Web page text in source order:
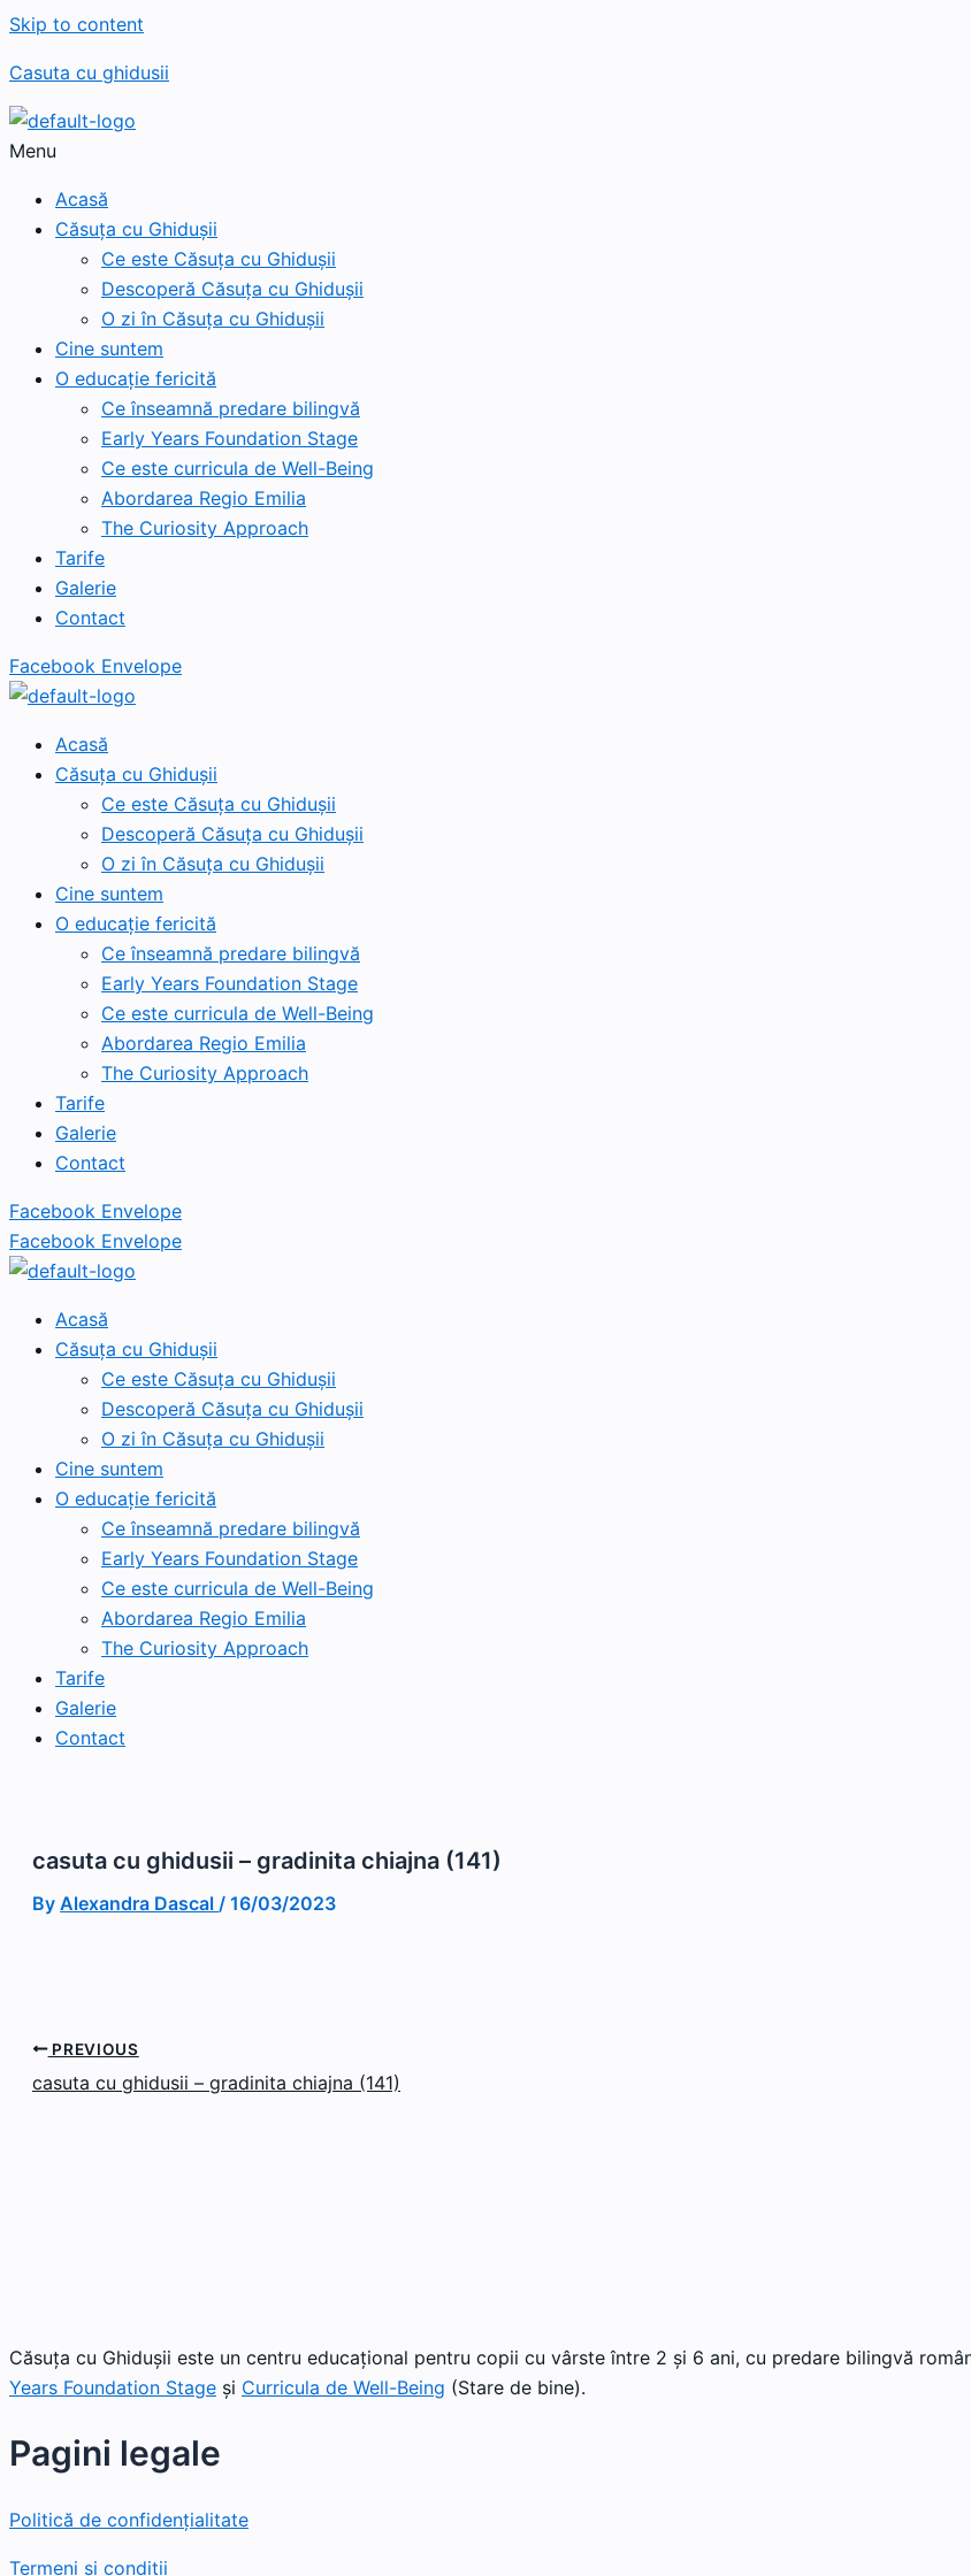
Skip to content
Casuta cu ghidusii
Menu
Acasă
Căsuța cu Ghidușii
Ce este Căsuța cu Ghidușii
Descoperă Căsuța cu Ghidușii
O zi în Căsuța cu Ghidușii
Cine suntem
O educație fericită
Ce înseamnă predare bilingvă
Early Years Foundation Stage
Ce este curricula de Well-Being
Abordarea Regio Emilia
The Curiosity Approach
Tarife
Galerie
Contact
Facebook Envelope
Acasă
Căsuța cu Ghidușii
Ce este Căsuța cu Ghidușii
Descoperă Căsuța cu Ghidușii
O zi în Căsuța cu Ghidușii
Cine suntem
O educație fericită
Ce înseamnă predare bilingvă
Early Years Foundation Stage
Ce este curricula de Well-Being
Abordarea Regio Emilia
The Curiosity Approach
Tarife
Galerie
Contact
Facebook Envelope
Facebook Envelope
Acasă
Căsuța cu Ghidușii
Ce este Căsuța cu Ghidușii
Descoperă Căsuța cu Ghidușii
O zi în Căsuța cu Ghidușii
Cine suntem
O educație fericită
Ce înseamnă predare bilingvă
Early Years Foundation Stage
Ce este curricula de Well-Being
Abordarea Regio Emilia
The Curiosity Approach
Tarife
Galerie
Contact
casuta cu ghidusii – gradinita chiajna (141)
By Alexandra Dascal / 16/03/2023
PREVIOUS
casuta cu ghidusii – gradinita chiajna (141)
Căsuța cu Ghidușii este un centru educațional pentru copii cu vârste între 2 și 6 ani, cu predare bilingvă
Years Foundation Stage și Curricula de Well-Being (Stare de bine).
Pagini legale
Politică de confidențialitate
Termeni și condiții